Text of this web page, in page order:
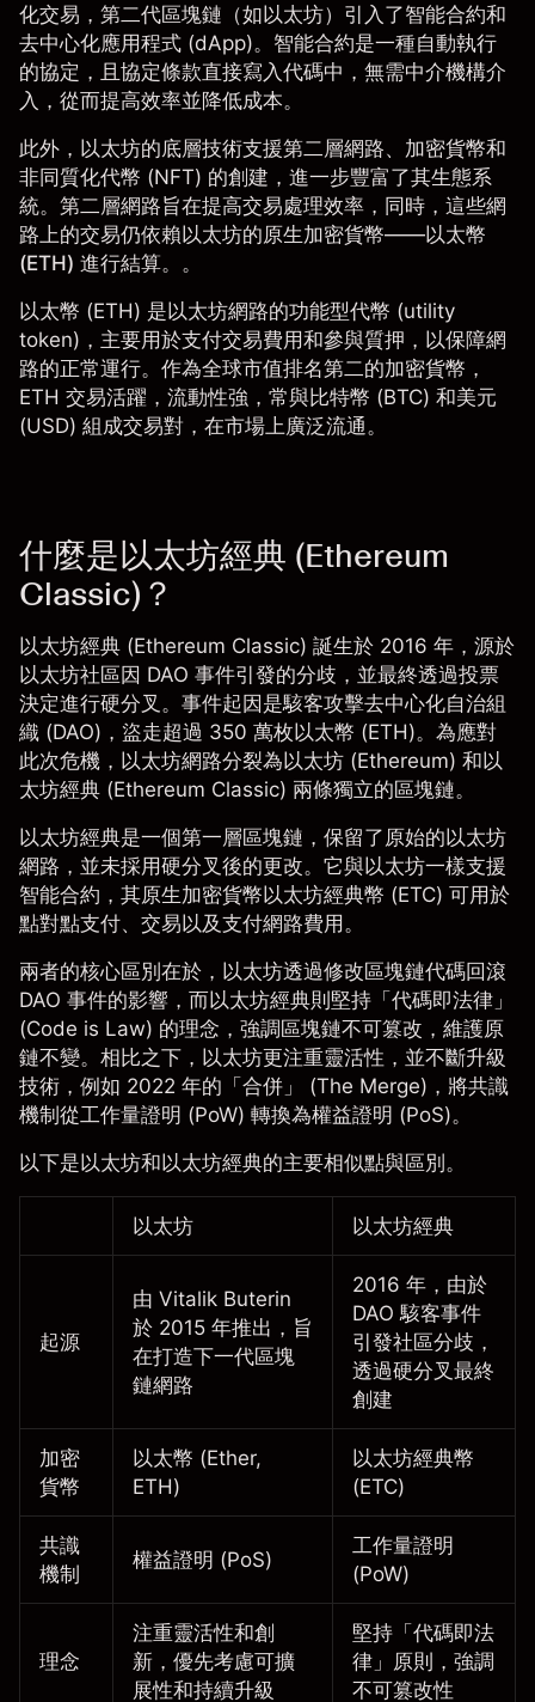
化交易，第二代區塊鏈（如以太坊）引入了智能合約和
去中心化應用程式 (dApp)。智能合約是一種自動執行
的協定，且協定條款直接寫入代碼中，無需中介機構介
入，從而提高效率並降低成本。
此外，以太坊的底層技術支援第二層網路、 加密貨幣和
非同質化代幣 (NFT) 的創建，進一步豐富了其生態系
統。第二層網路旨在提高交易處理效率，同時，這些網
路上的交易仍依賴以太坊的原生加密貨幣——以太幣
(ETH) 進行結算。 。
以太幣 (ETH) 是以太坊網路的功能型代幣 (utility
token)，主要用於支付交易費用和參與質押，以保障網
路的正常運行。作為全球市值排名第二的加密貨幣，
ETH 交易活躍，流動性強，常與比特幣 (BTC) 和美元
(USD) 組成交易對，在市場上廣泛流通。
什麼是以太坊經典 (Ethereum
Classic)？
以太坊經典 (Ethereum Classic) 誕生於 2016 年，源於
以太坊社區因 DAO 事件引發的分歧，並最終透過投票
決定進行硬分叉。事件起因是駭客攻擊去中心化自治組
織 (DAO)，盜走超過 350 萬枚以太幣 (ETH)。為應對
此次危機，以太坊網路分裂為以太坊 (Ethereum) 和以
太坊經典 (Ethereum Classic) 兩條獨立的區塊鏈。
以太坊經典是一個第一層區塊鏈，保留了原始的以太坊
網路，並未採用硬分叉後的更改。它與以太坊一樣支援
智能合約，其原生加密貨幣以太坊經典幣 (ETC) 可用於
點對點支付、交易以及支付網路費用。
兩者的核心區別在於，以太坊透過修改區塊鏈代碼回滾
DAO 事件的影響，而以太坊經典則堅持「代碼即法律」
(Code is Law) 的理念，強調區塊鏈不可篡改，維護原
鏈不變。相比之下，以太坊更注重靈活性，並不斷升級
技術，例如 2022 年的「合併」 (The Merge)，將共識
機制從工作量證明 (PoW) 轉換為權益證明 (PoS)。
以下是以太坊和以太坊經典的主要相似點與區別。
以太坊 以太坊經典
起源
由 Vitalik Buterin
於 2015 年推出，旨
在打造下一代區塊
鏈網路
2016 年，由於
DAO 駭客事件
引發社區分歧，
透過硬分叉最終
創建
加密
貨幣
以太幣 (Ether,
ETH)
以太坊經典幣
(ETC)
共識
機制
權益證明 (PoS)
工作量證明
(PoW)
理念
注重靈活性和創
新，優先考慮可擴
展性和持續升級
堅持「代碼即法
律」原則，強調
不可篡改性